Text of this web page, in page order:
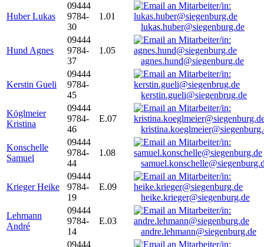
Huber Lukas
09444
9784-
30
1.01
lukas.huber@siegenburg.de
Hund Agnes
09444
9784-
37
1.05
agnes.hund@siegenburg.de
Kerstin Gueli
09444
9784-
45
kerstin.gueli@siegenbrug.de
Köglmeier
Kristina
09444
9784-
46
E.07
Konschelle
Samuel
09444
9784-
44
1.08
Krieger Heike
09444
9784-
19
E.09
heike.krieger@siegenburg.de
Lehmann
André
09444
9784-
14
E.03
andre.lehmann@siegenburg.de
09444